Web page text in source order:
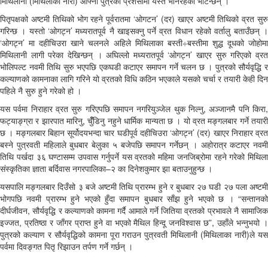
पितृपक्षको अष्टमी तिथिको भोग रहने पूर्वरातमा ‘ओगटन’ (दर) खाएर अष्टमी तिथिको व्रत सुरु
गरिन्छ । यस्तो ‘ओगट्न’ मध्यरातपूर्व नै खाइसक्नु पर्ने व्रत विधान रहेको वर्तालु बताउँछन् ।
‘ओगट्न’ मा दहीचिउरा खाने चलनले अहिले मिथिलाका बस्ती÷बस्तीमा शुद्ध दूधको जोहोमा
मिथिलानी लागी परेका देखिन्छन् । अघिल्लो मध्यरातपूर्व ‘ओगट्न’ खाएर सुरु गरिएको व्रत
भोलिपल्ट नवमी तिथि सुरु भएपछि एकघडी कटाएर समापन गर्ने चलन छ । पुत्रको सौर्यवृद्धि र
कल्याणको कामनाका लागि गरिने यो व्रतको विधि कठिन भएकाले यसको चर्चा र तयारी केही दिन
पहिले नै सुरु हुने गरेको हो ।
यस पर्वमा निराहार व्रत सुरु गरिएपछि समापन नगरियुञ्जेल थुक निल्नु, अञ्जानमै पनि किरा,
फट्याङ्ग्रा र झारपात मारिनु, चुँँडिनु नहुने धार्मिक मान्यता छ । यो व्रत मङ्गलबार गर्ने तयारी
छ । मङ्गलबार बिहान सूर्योदयभन्दा चार घडीपूर्व दहीचिउरा ‘ओगट्न’ (दर) खाएर निराहार व्रत
बस्ने पुत्रवती महिलाले बुधबार बेलुका ५ बजेपछि समापन गर्नेछन् । अहोरात्र कटाएर नवमी
तिथि पर्खदा ३६ घण्टासम्म उपवास गर्नुपर्ने यस व्रतको महिमा जनजिब्रोमा रहने गरेको मिथिला
संस्कृतिका ज्ञाता बर्दिवास नगरपालिका–२ का दिनेशकुमार झा बताउनुहुन्छ ।
यसपालि मङ्गलबार दिउँसो ३ बजे अष्टमी तिथि प्रारम्भ हुने र बुधबार २७ घडी २७ पला अष्टमी
भोगपछि नवमी प्रारम्भ हुने भएको हुँदा समापन बुधबार साँझ हुने भएको छ । “सन्तानको
दीर्घजीवन, सौर्यवृद्धि र कल्याणको कामना गर्दै आमाले गर्ने जितिया व्रतको प्रभावले नै सामाजिक
इज्जत, प्रतिष्ठा र जाँगर प्राप्त हुने वा भएको मैथिल हिन्दू जनविश्वास छ”, उहाँले भन्नुभयो ।
पुत्रको कल्याण र सौर्यवृद्धिको कामना पूरा गराउन पुत्रवती मिथिलानी (मिथिलाका नारी)ले यस
पर्वमा दिवङ्गत पितृ रिझाउन तर्पण गर्ने गर्छन् ।